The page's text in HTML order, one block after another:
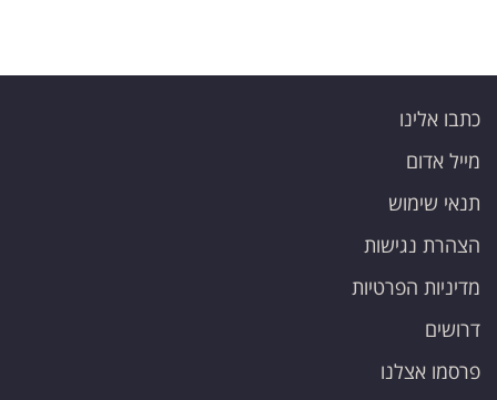
כתבו אלינו
מייל אדום
תנאי שימוש
הצהרת נגישות
מדיניות הפרטיות
דרושים
פרסמו אצלנו